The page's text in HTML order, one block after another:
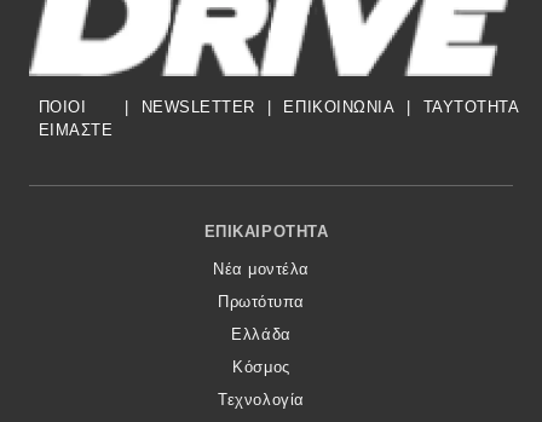
ΠΟΙΟΙ
ΕΙΜΑΣΤΕ
NEWSLETTER ΕΠΙΚΟΙΝΩΝΙΑ TAYTOTHTA
Footer Menu
ΕΠΙΚΑΙΡΌΤΗΤΑ
Νέα μοντέλα
Πρωτότυπα
Ελλάδα
Κόσμος
Τεχνολογία